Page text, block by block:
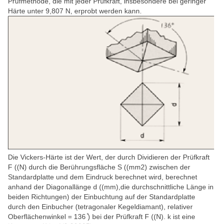
Härte unter 9,807 N, erprobt werden kann.
Die Vickers-Härte ist der Wert, der durch Dividieren der Prüfkraft
F ((N) durch die Berührungsfläche S ((mm2) zwischen der
Standardplatte und dem Eindruck berechnet wird, berechnet
anhand der Diagonallänge d ((mm),die durchschnittliche Länge in
beiden Richtungen) der Einbuchtung auf der Standardplatte
durch den Einbucher (tetragonaler Kegeldiamant), relativer
Oberflächenwinkel = 136 ̊) bei der Prüfkraft F ((N). k ist eine